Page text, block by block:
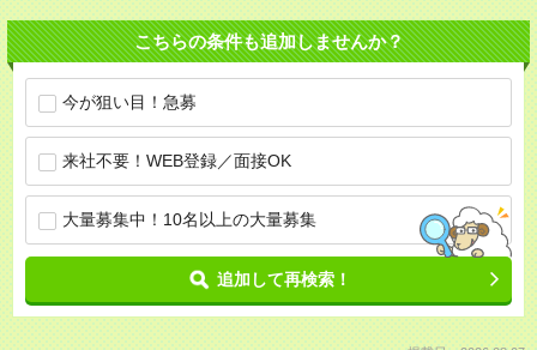
こちらの条件も追加しませんか？
今が狙い目！急募
来社不要！WEB登録／面接OK
大量募集中！10名以上の大量募集
追加して再検索！